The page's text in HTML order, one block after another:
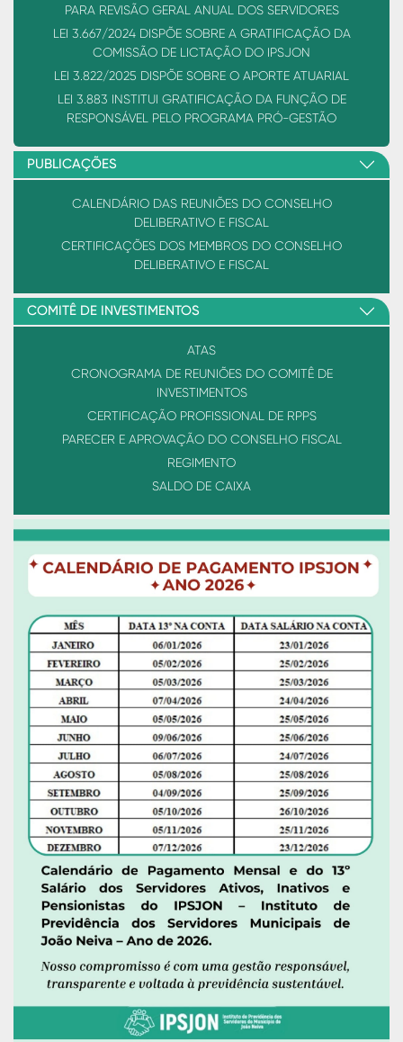
PARA REVISÃO GERAL ANUAL DOS SERVIDORES
LEI 3.667/2024 DISPÕE SOBRE A GRATIFICAÇÃO DA
COMISSÃO DE LICTAÇÃO DO IPSJON
LEI 3.822/2025 DISPÕE SOBRE O APORTE ATUARIAL
LEI 3.883 INSTITUI GRATIFICAÇÃO DA FUNÇÃO DE
RESPONSÁVEL PELO PROGRAMA PRÓ-GESTÃO
PUBLICAÇÕES
CALENDÁRIO DAS REUNIÕES DO CONSELHO
DELIBERATIVO E FISCAL
CERTIFICAÇÕES DOS MEMBROS DO CONSELHO
DELIBERATIVO E FISCAL
COMITÊ DE INVESTIMENTOS
ATAS
CRONOGRAMA DE REUNIÕES DO COMITÊ DE
INVESTIMENTOS
CERTIFICAÇÃO PROFISSIONAL DE RPPS
PARECER E APROVAÇÃO DO CONSELHO FISCAL
REGIMENTO
SALDO DE CAIXA